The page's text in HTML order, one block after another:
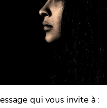
qui vous invite à :